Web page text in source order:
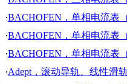
·BACHOFEN，单相电流表
·BACHOFEN，单相电流表
·BACHOFEN，单相电流表
·Adept，滚动导轨、线性滑